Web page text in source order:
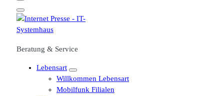
Beratung & Service
Lebensart
Willkommen Lebensart
Mobilfunk Filialen